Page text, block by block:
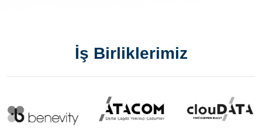
İş Birliklerimiz